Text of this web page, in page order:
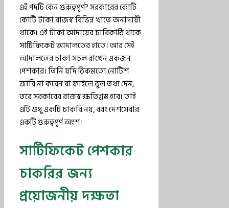
এই পদটি কেন গুরুত্বপূর্ণ? সরকারের কোটি
কোটি টাকা রাজস্ব বিভিন্ন খাতে অনাদায়ী
থাকে। এই টাকা আদায়ের চাবিকাঠি থাকে
সার্টিফিকেট আদালতের হাতে। আর সেই
আদালতের চাকা সচল রাখেন একজন
পেশকার। তিনি যদি ঠিকমতো নোটিশ
জারি না করেন বা ফাইলে ভুল তথ্য দেন,
তবে সরকারের রাজস্ব ক্ষতিগ্রস্ত হবে। তাই
এটি শুধু একটি চাকরি নয়, বরং দেশসেবার
একটি গুরুত্বপূর্ণ অংশ।
সার্টিফিকেট পেশকার
চাকরির জন্য
প্রয়োজনীয় দক্ষতা